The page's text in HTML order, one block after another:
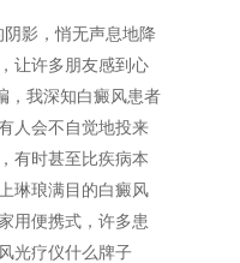
影，悄无声息地降
让许多朋友感到心
，我深知白癜风患者
人会不自觉地投来
有时甚至比疾病本
琳琅满目的白癜风
用便携式，许多患
光疗仪什么牌子